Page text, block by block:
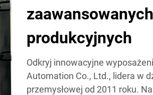
produkcyjnych
Odkryj innowacyjne
Automation Co., Ltd., lidera w
przemysłowej od 2011 roku.